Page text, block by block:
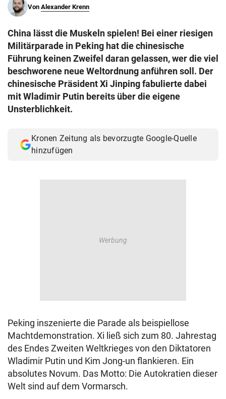
Von Alexander Krenn
China lässt die Muskeln spielen! Bei einer riesigen
Militärparade in Peking hat die chinesische
Führung keinen Zweifel daran gelassen, wer die viel
beschworene neue Weltordnung anführen soll. Der
chinesische Präsident Xi Jinping fabulierte dabei
mit Wladimir Putin bereits über die eigene
Unsterblichkeit.
Kronen Zeitung als bevorzugte Google-Quelle
hinzufügen
Peking inszenierte die Parade als beispiellose
Machtdemonstration. Xi ließ sich zum 80. Jahrestag
des Endes Zweiten Weltkrieges von den Diktatoren
Wladimir Putin und Kim Jong-un flankieren. Ein
absolutes Novum. Das Motto: Die Autokratien dieser
Welt sind auf dem Vormarsch.